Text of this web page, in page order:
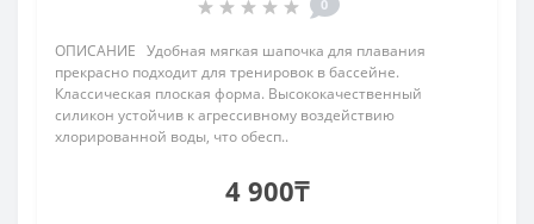
0
ОПИСАНИЕ Удобная мягкая шапочка для плавания
прекрасно подходит для тренировок в бассейне.
Классическая плоская форма. Высококачественный
силикон устойчив к агрессивному воздействию
хлорированной воды, что обесп..
4 900₸